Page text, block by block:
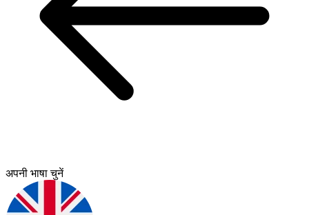
अपनी भाषा चुनें